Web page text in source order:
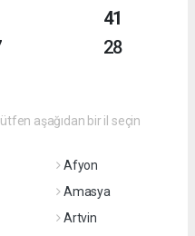
41
28
aşağıdan bir il seçin
Afyon
Amasya
Artvin